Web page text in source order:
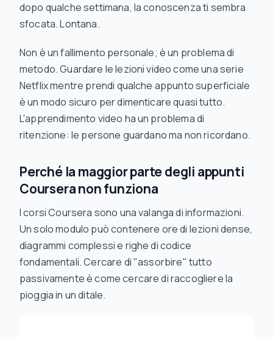
dopo qualche settimana, la conoscenza ti sembra
sfocata. Lontana.
Non è un fallimento personale; è un problema di
metodo. Guardare le lezioni video come una serie
Netflix mentre prendi qualche appunto superficiale
è un modo sicuro per dimenticare quasi tutto.
L'apprendimento video ha un problema di
ritenzione: le persone guardano ma non ricordano.
Perché la maggior parte degli appunti
Coursera non funziona
I corsi Coursera sono una valanga di informazioni.
Un solo modulo può contenere ore di lezioni dense,
diagrammi complessi e righe di codice
fondamentali. Cercare di "assorbire" tutto
passivamente è come cercare di raccogliere la
pioggia in un ditale.